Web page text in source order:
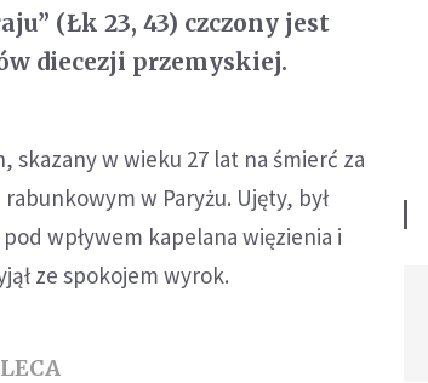
(Łk 23, 43) czczony jest
diecezji przemyskiej.
skazany w wieku 27 lat na śmierć za
w Paryżu. Ujęty, był
wpływem kapelana więzienia i
ze spokojem wyrok.